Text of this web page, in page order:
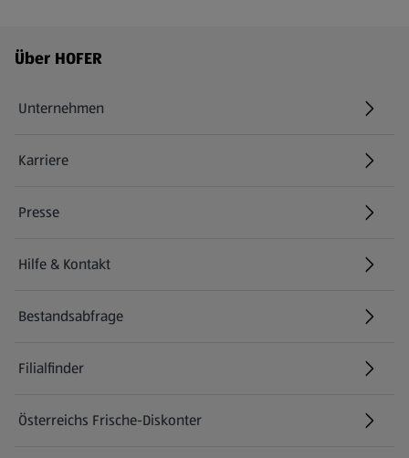
Fußzeilenmenü - weitere Links
Über HOFER
Unternehmen
Karriere
(öffnet in einem neuen Tab)
Presse
Hilfe & Kontakt
(öffnet in einem neuen Tab)
Bestandsabfrage
(öffnet in einem neuen Tab)
Filialfinder
Österreichs Frische-Diskonter